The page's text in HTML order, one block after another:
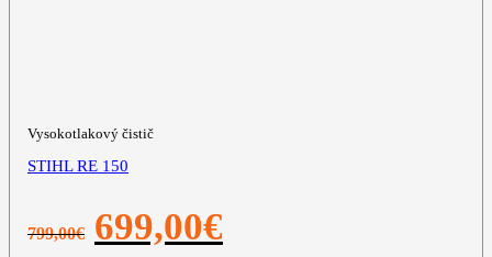
Vysokotlakový čistič
STIHL RE 150
799,00€
Pôvodná
cena
699,00€